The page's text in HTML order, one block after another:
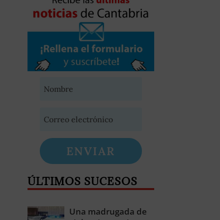
ENVIAR
ÚLTIMOS SUCESOS
Una madrugada de